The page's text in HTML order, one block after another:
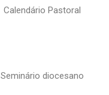
Calendário Pastoral
Seminário diocesano